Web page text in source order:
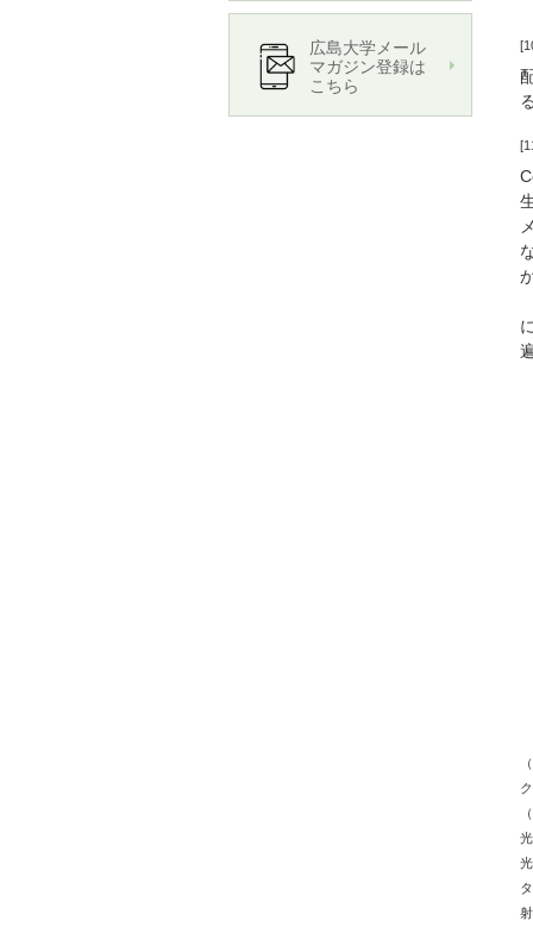
（
（
広島大学メール
マガジン登録は
こちら